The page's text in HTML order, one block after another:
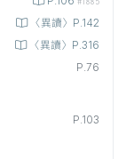
〈異讀〉P.142
〈異讀〉P.316
P.76
P.103